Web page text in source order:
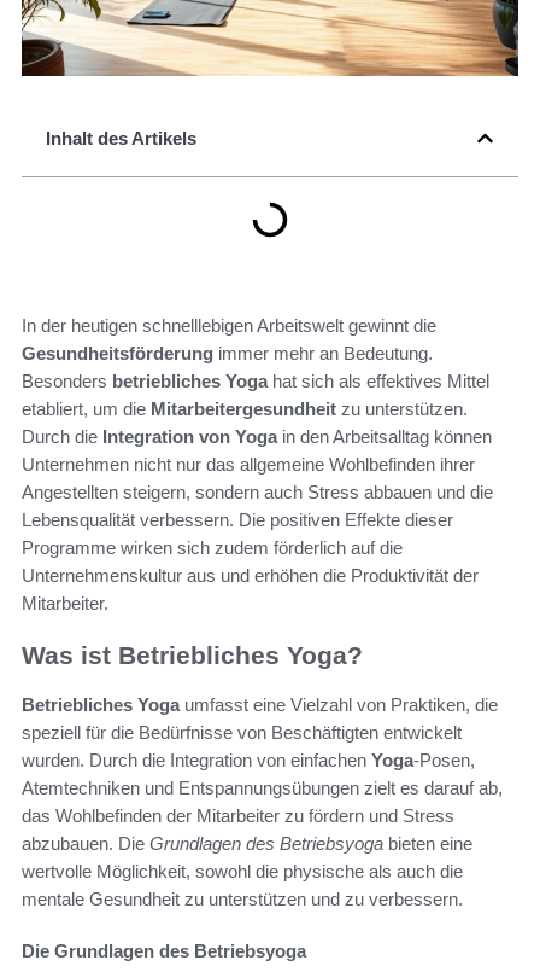
Inhalt des Artikels
In der heutigen schnelllebigen Arbeitswelt gewinnt die
Gesundheitsförderung immer mehr an Bedeutung.
Besonders betriebliches Yogahat sich als effektives Mittel
etabliert, um die Mitarbeitergesundheit zu unterstützen.
Durch die Integration von Yogain den Arbeitsalltag können
Unternehmen nicht nur das allgemeine Wohlbefinden ihrer
Angestellten steigern, sondern auch Stress abbauen und die
Lebensqualität verbessern. Die positiven Effekte dieser
Programme wirken sich zudem förderlich auf die
Unternehmenskultur aus und erhöhen die Produktivität der
Mitarbeiter.
Was ist Betriebliches Yoga?
Betriebliches Yogaumfasst eine Vielzahl von Praktiken, die
speziell für die Bedürfnisse von Beschäftigten entwickelt
wurden. Durch die Integration von einfachen Yoga-Posen,
Atemtechniken und Entspannungsübungen zielt es darauf ab,
das Wohlbefinden der Mitarbeiter zu fördern und Stress
abzubauen. Die Grundlagen des Betriebsyoga bieten eine
wertvolle Möglichkeit, sowohl die physische als auch die
mentale Gesundheit zu unterstützen und zu verbessern.
Die Grundlagen des Betriebsyoga